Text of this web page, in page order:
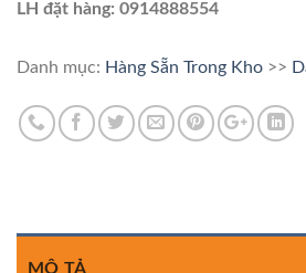
LH đặt hàng: 0914888554
Danh mục: Hàng Sẵn Trong Kho >>
MÔ TẢ